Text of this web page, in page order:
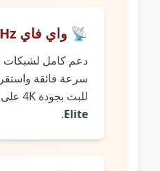
📡 واي فاي 5GHz متقدم
سرعة فائقة
للبث بجودة 4K على
Elite
.